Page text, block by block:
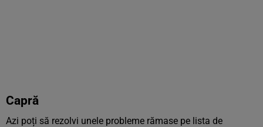
Capră
Azi poți să rezolvi unele probleme rămase pe lista de